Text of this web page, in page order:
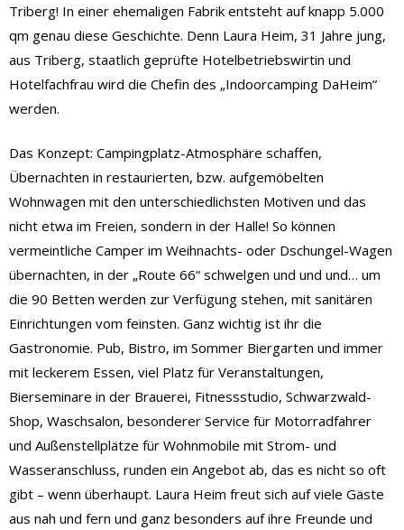
Triberg! In einer ehemaligen Fabrik entsteht auf knapp 5.000
qm genau diese Geschichte. Denn Laura Heim, 31 Jahre jung,
aus Triberg, staatlich geprüfte Hotelbetriebswirtin und
Hotelfachfrau wird die Chefin des „Indoorcamping DaHeim“
werden.
Das Konzept: Campingplatz-Atmosphäre schaffen,
Übernachten in restaurierten, bzw. aufgemöbelten
Wohnwagen mit den unterschiedlichsten Motiven und das
nicht etwa im Freien, sondern in der Halle! So können
vermeintliche Camper im Weihnachts- oder Dschungel-Wagen
übernachten, in der „Route 66“ schwelgen und und und… um
die 90 Betten werden zur Verfügung stehen, mit sanitären
Einrichtungen vom feinsten. Ganz wichtig ist ihr die
Gastronomie. Pub, Bistro, im Sommer Biergarten und immer
mit leckerem Essen, viel Platz für Veranstaltungen,
Bierseminare in der Brauerei, Fitnessstudio, Schwarzwald-
Shop, Waschsalon, besonderer Service für Motorradfahrer
und Außenstellplätze für Wohnmobile mit Strom- und
Wasseranschluss, runden ein Angebot ab, das es nicht so oft
gibt – wenn überhaupt. Laura Heim freut sich auf viele Gäste
aus nah und fern und ganz besonders auf ihre Freunde und